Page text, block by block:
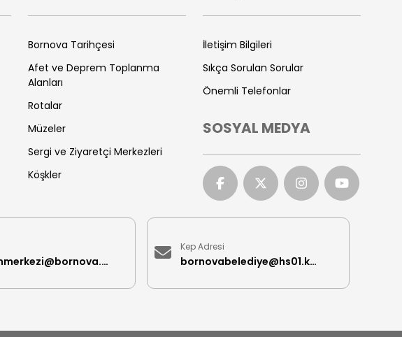
Bornova Tarihçesi
Afet ve Deprem Toplanma
Alanları
Rotalar
Müzeler
Sergi ve Ziyaretçi Merkezleri
Köşkler
İletişim Bilgileri
Sıkça Sorulan Sorular
Önemli Telefonlar
SOSYAL MEDYA
iletisimmerkezi@bornova.bel.tr
Kep Adresi
bornovabelediye@hs01.kep.tr